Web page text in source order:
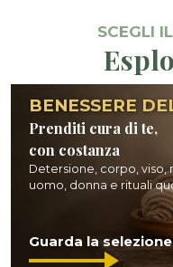
SCEGLI
BENESSERE
Prenditi cura di te,
con costanza
Detersione, corpo, viso,
uomo, donna e rituali
Guarda la selezione